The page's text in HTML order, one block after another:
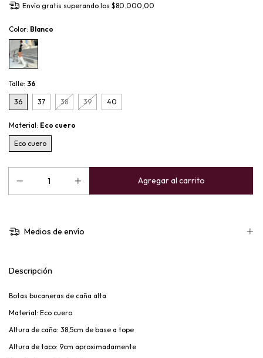
Envío gratis superando los $80.000,00
Color: Blanco
Talle: 36
36 37 38 39 40
Material: Eco cuero
Eco cuero
Medios de envío
Descripción
Botas bucaneras de caña alta
Material: Eco cuero
Altura de caña: 38,5cm de base a tope
Altura de taco: 9cm aproximadamente